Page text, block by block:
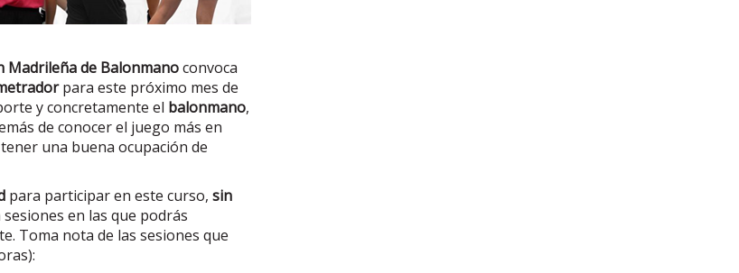
Madrileña de Balonmanoconvoca
para este próximo mes de
y concretamente el balonmano,
de conocer el juego más en
una buena ocupación de
para participar en este curso,sin
sesiones en las que podrás
Toma nota de las sesiones que